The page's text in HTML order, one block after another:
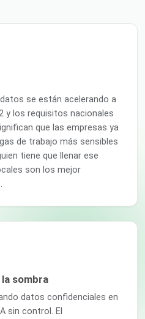
se están acelerando a
y los requisitos nacionales
que las empresas ya
de trabajo más sensibles
tiene que llenar ese
son los mejor
la sombra
datos confidenciales en
sin control. El